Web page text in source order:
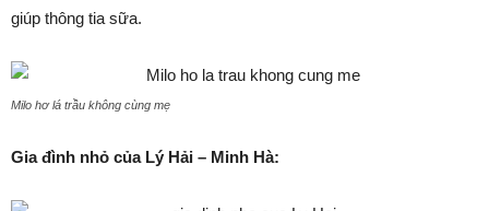
giúp thông tia sữa.
Milo hơ lá trầu không cùng mẹ
Gia đình nhỏ của Lý Hải – Minh Hà: